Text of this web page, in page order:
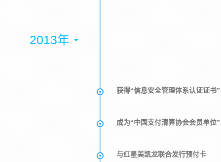
2013年
获得“信息安全管理体系认证证书”
成为“中国支付清算协会会员单位”
与红星美凯龙联合发行预付卡